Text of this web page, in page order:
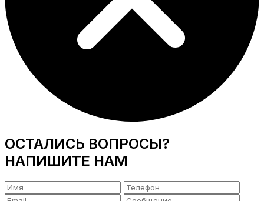
ОСТАЛИСЬ ВОПРОСЫ?
НАПИШИТЕ НАМ